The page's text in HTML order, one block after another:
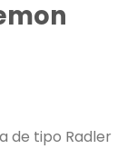
de tipo Radler